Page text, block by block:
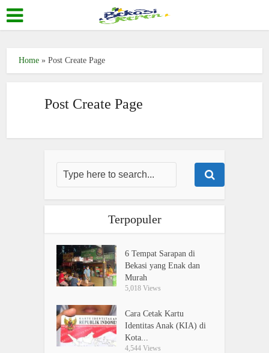
Home »Post Create Page
Post Create Page
Terpopuler
6 Tempat Sarapan di
Bekasi yang Enak dan
Murah
5,018 Views
Cara Cetak Kartu
Identitas Anak (KIA) di
Kota...
4,544 Views